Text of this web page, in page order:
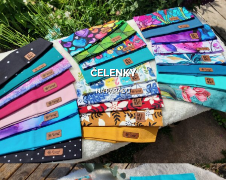
ČELENKY
NA PARÁDU